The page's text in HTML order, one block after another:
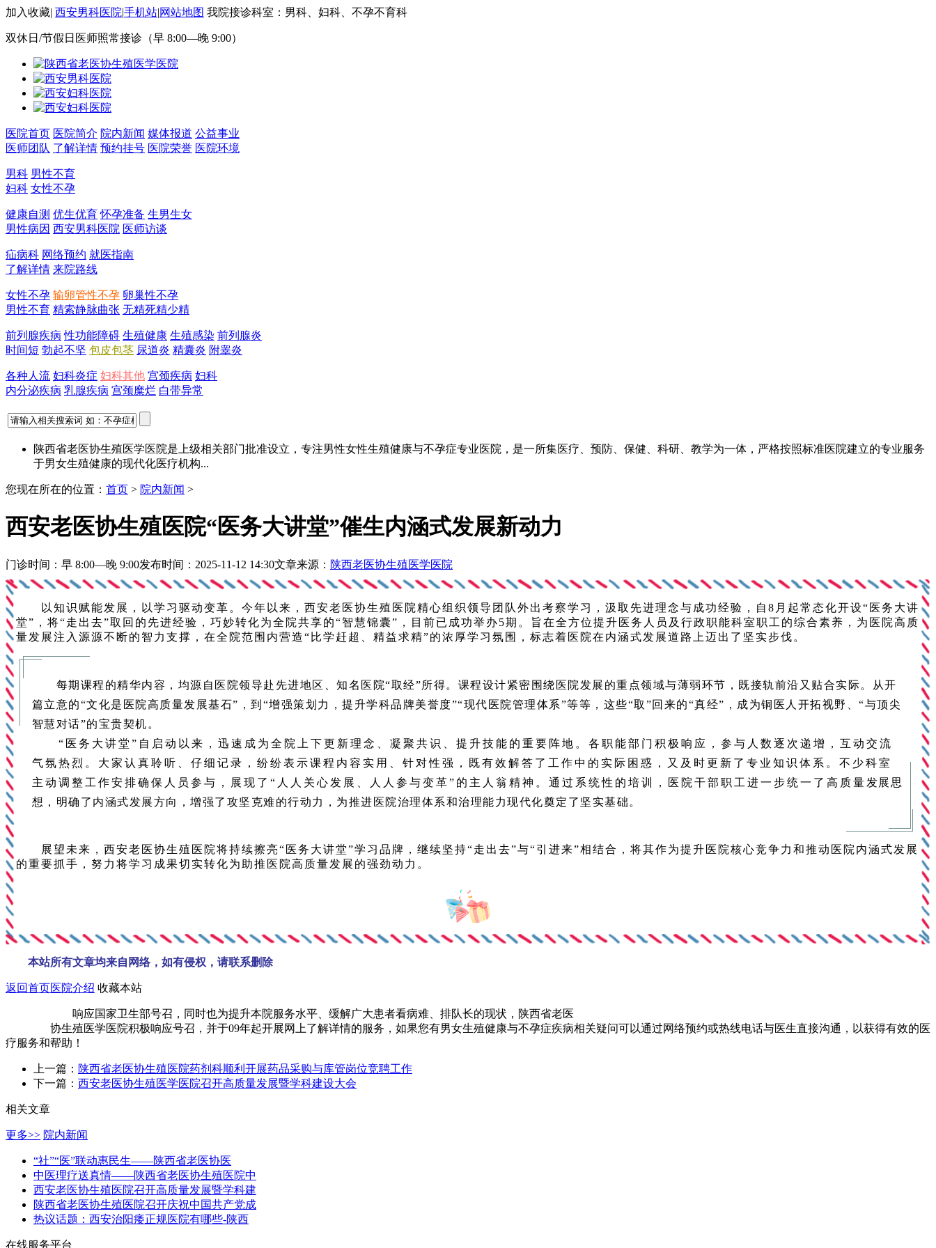
加入收藏| 西安男科医院|手机站|网站地图 我院接诊科室：男科、妇科、不孕不育科
双休日/节假日医师照常接诊（早 8:00—晚 9:00）
医院首页 医院简介 院内新闻 媒体报道 公益事业
医师团队 了解详情 预约挂号 医院荣誉 医院环境
男科 男性不育
妇科 女性不孕
健康自测 优生优育 怀孕准备 生男生女
男性病因 西安男科医院 医师访谈
疝病科 网络预约 就医指南
了解详情 来院路线
女性不孕 输卵管性不孕 卵巢性不孕
男性不育 精索静脉曲张 无精死精少精
前列腺疾病 性功能障碍 生殖健康 生殖感染 前列腺炎
时间短 勃起不坚 包皮包茎 尿道炎 精囊炎 附睾炎
各种人流 妇科炎症 妇科其他 宫颈疾病 妇科
内分泌疾病 乳腺疾病 宫颈糜烂 白带异常
陕西省老医协生殖医学医院是上级相关部门批准设立，专注男性女性生殖健康与不孕症专业医院，是一所集医疗、预防、保健、科研、教学为一体，严格按照标准医院建立的专业服务
于男女生殖健康的现代化医疗机构...
您现在所在的位置： 首页 > 院内新闻 >
西安老医协生殖医院“医务大讲堂”催生内涵式发展新动力
门诊时间：早 8:00—晚 9:00发布时间：2025-11-12 14:30文章来源： 陕西老医协生殖医学医院
以知识赋能发展，以学习驱动变革。今年以来，西安老医协生殖医院精心组织领导团队外出考察学习，汲取先进理念与成功经验，自8月起常态化开设“医务大讲
堂”，将“走出去”取回的先进经验，巧妙转化为全院共享的“智慧锦囊”，目前已成功举办5期。旨在全方位提升医务人员及行政职能科室职工的综合素养，为医院高质
量发展注入源源不断的智力支撑，在全院范围内营造“比学赶超、精益求精”的浓厚学习氛围，标志着医院在内涵式发展道路上迈出了坚实步伐。
每期课程的精华内容，均源自医院领导赴先进地区、知名医院“取经”所得。课程设计紧密围绕医院发展的重点领域与薄弱环节，既接轨前沿又贴合实际。从开
篇立意的“文化是医院高质量发展基石”，到“增强策划力，提升学科品牌美誉度”“现代医院管理体系”等等，这些“取”回来的“真经”，成为铜医人开拓视野、“与顶尖
智慧对话”的宝贵契机。
“医务大讲堂”自启动以来，迅速成为全院上下更新理念、凝聚共识、提升技能的重要阵地。各职能部门积极响应，参与人数逐次递增，互动交流
气氛热烈。大家认真聆听、仔细记录，纷纷表示课程内容实用、针对性强，既有效解答了工作中的实际困惑，又及时更新了专业知识体系。不少科室
主动调整工作安排确保人员参与，展现了“人人关心发展、人人参与变革”的主人翁精神。通过系统性的培训，医院干部职工进一步统一了高质量发展思
想，明确了内涵式发展方向，增强了攻坚克难的行动力，为推进医院治理体系和治理能力现代化奠定了坚实基础。
展望未来，西安老医协生殖医院将持续擦亮“医务大讲堂”学习品牌，继续坚持“走出去”与“引进来”相结合，将其作为提升医院核心竞争力和推动医院内涵式发展
的重要抓手，努力将学习成果切实转化为助推医院高质量发展的强劲动力。
本站所有文章均来自网络，如有侵权，请联系删除
返回首页医院介绍 收藏本站
响应国家卫生部号召，同时也为提升本院服务水平、缓解广大患者看病难、排队长的现状，陕西省老医
协生殖医学医院积极响应号召，并于09年起开展网上了解详情的服务，如果您有男女生殖健康与不孕症疾病相关疑问可以通过网络预约或热线电话与医生直接沟通，以获得有效的医
疗服务和帮助！
上一篇： 陕西省老医协生殖医院药剂科顺利开展药品采购与库管岗位竞聘工作
下一篇： 西安老医协生殖医学医院召开高质量发展暨学科建设大会
相关文章
更多>> 院内新闻
“社”“医”联动惠民生——陕西省老医协医
中医理疗送真情——陕西省老医协生殖医院中
西安老医协生殖医院召开高质量发展暨学科建
陕西省老医协生殖医院召开庆祝中国共产党成
热议话题：西安治阳痿正规医院有哪些-陕西
在线服务平台